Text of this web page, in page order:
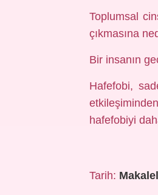
Toplumsal
çıkmasına
Bir insanın
Hafefobi,
hafefobiyi
Tarih: